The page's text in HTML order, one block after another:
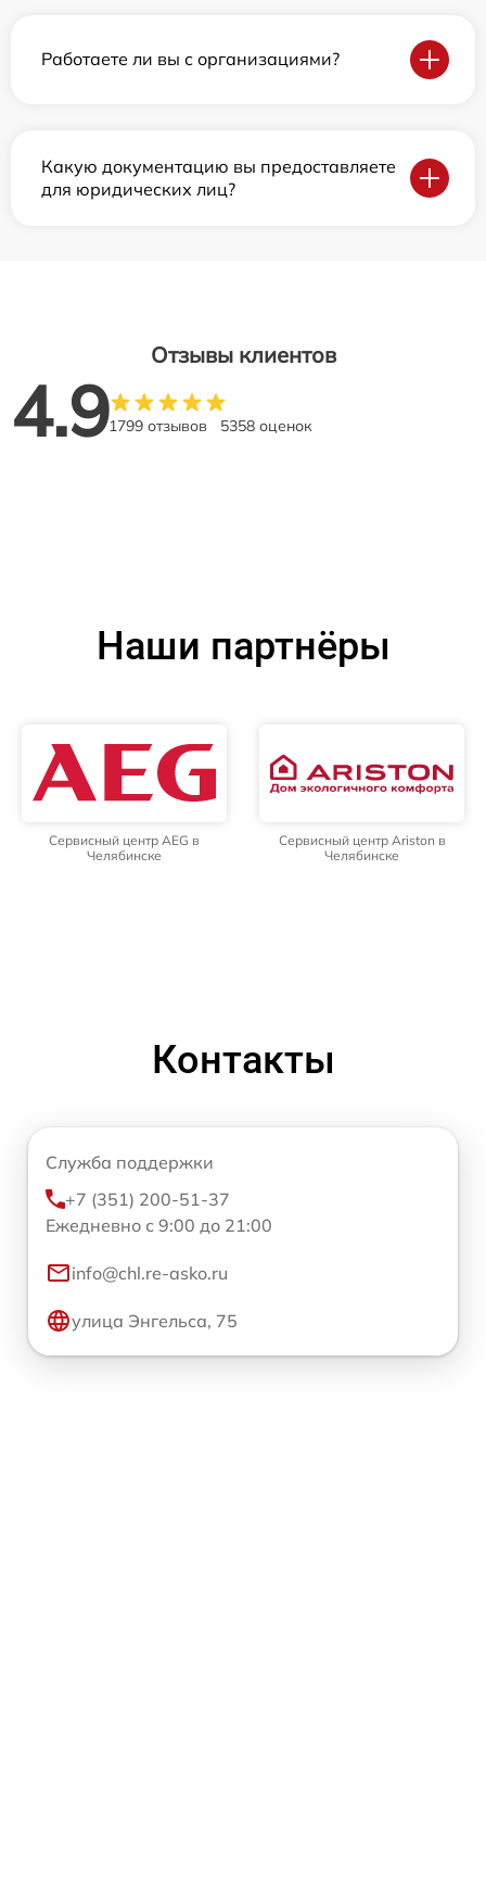
Работаете ли вы с организациями?
Какую документацию вы предоставляете
для юридических лиц?
Отзывы клиентов
4.91799 отзывов 5358 оценок
Наши партнёры
Сервисный центр AEG в
Челябинске
Сервисный центр Ariston в
Челябинске
Контакты
Служба поддержки
+7 (351) 200-51-37
Ежедневно с 9:00 до 21:00
info@chl.re-asko.ru
улица Энгельса, 75